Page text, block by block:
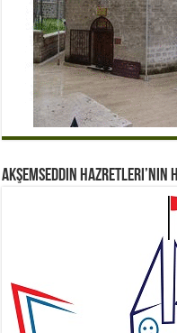
Akşemseddin Hazretleri’nin